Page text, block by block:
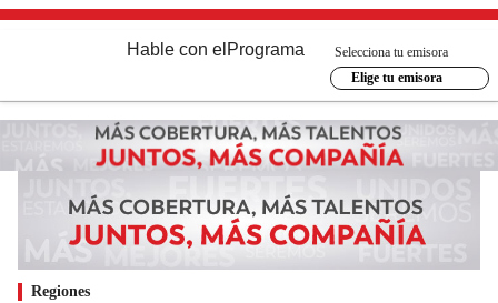
Hable con el Programa
Selecciona tu emisora
Elige tu emisora
Regiones